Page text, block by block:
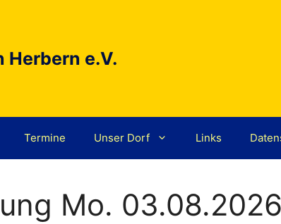
Herbern e.V.
Termine Unser Dorf Links
Mo.